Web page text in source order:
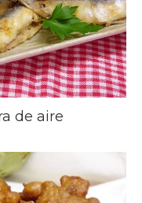
de aire